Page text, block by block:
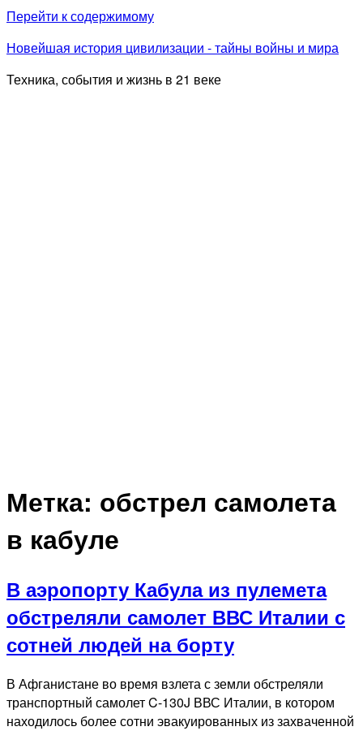
Перейти к содержимому
Новейшая история цивилизации - тайны войны и мира
Техника, события и жизнь в 21 веке
Метка: обстрел самолета
в кабуле
В аэропорту Кабула из пулемета
обстреляли самолет ВВС Италии с
сотней людей на борту
В Афганистане во время взлета с земли обстреляли
транспортный самолет C-130J ВВС Италии, в котором
находилось более сотни эвакуированных из захваченной